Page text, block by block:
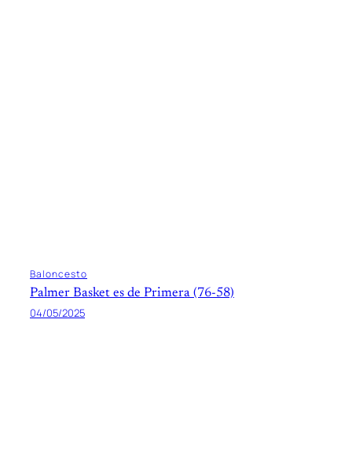
Baloncesto
Palmer Basket es de Primera (76-58)
04/05/2025